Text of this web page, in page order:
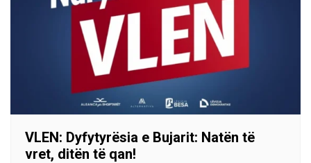
VLEN: Dyfytyrësia e Bujarit: Natën të
vret, ditën të qan!